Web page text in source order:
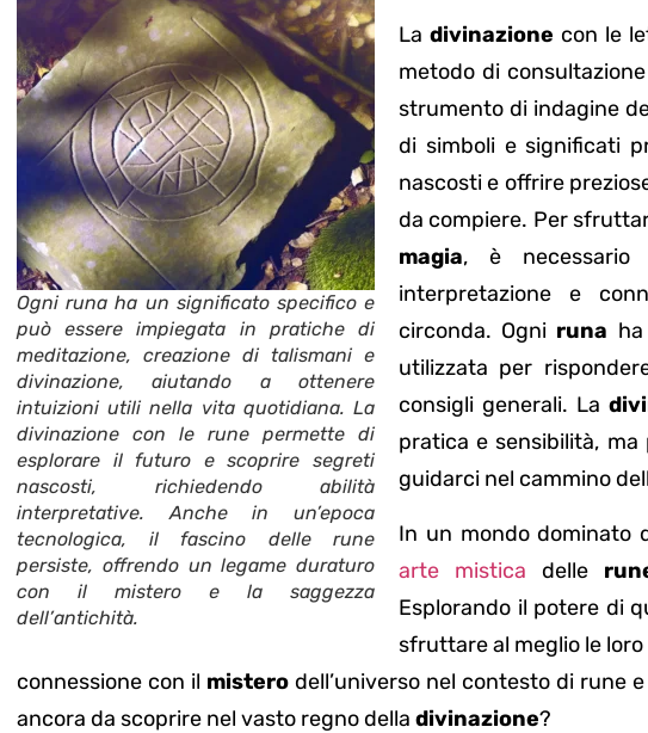
Ogni runa ha un significato specifico e
può essere impiegata in pratiche di
meditazione, creazione di talismani e
divinazione, aiutando a ottenere
intuizioni utili nella vita quotidiana. La
divinazione con le rune permette di
esplorare il futuro e scoprire segreti
nascosti, richiedendo abilità
interpretative. Anche in un’epoca
tecnologica, il fascino delle rune
persiste, offrendo un legame duraturo
con il mistero e la saggezza
dell’antichità.
La divinazione con le
metodo di
strumento di indagine
di simboli e significati
nascosti e offrire
da compiere. Per
magia, è necessario
interpretazione e
circonda. Ogni runa
utilizzata per
consigli generali. La
pratica e sensibilità,
guidarci nel cammino
In un mondo dominato
arte mistica delle
Esplorando il potere di
sfruttare al meglio le
connessione con il mistero dell’universo nel contesto di rune
ancora da scoprire nel vasto regno della divinazione?